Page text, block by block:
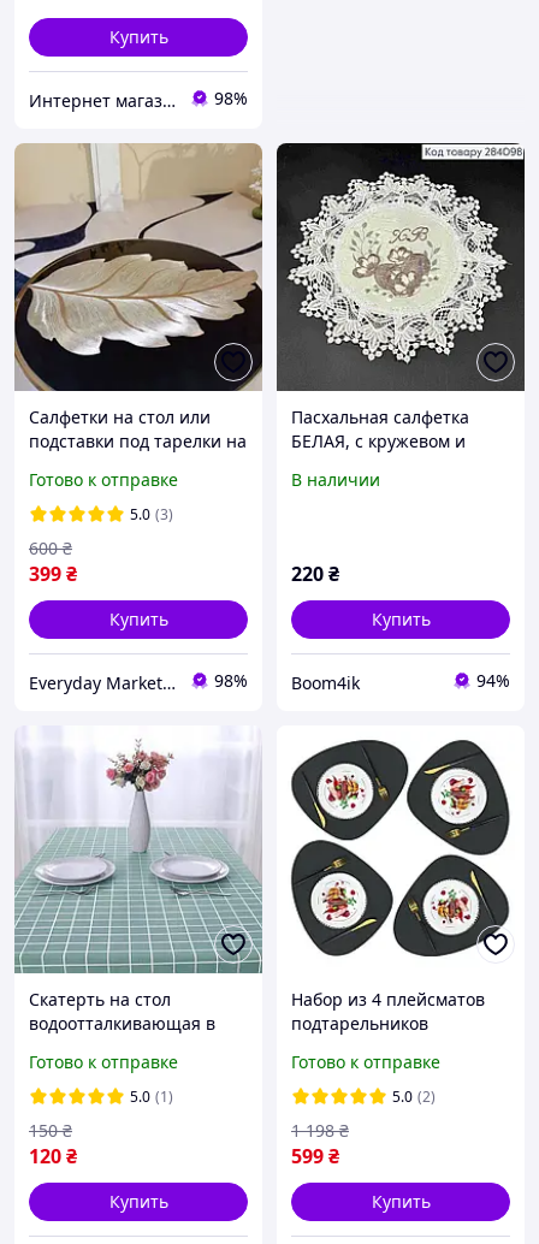
Купить
Интернет магазин Уютный дом/Затишна домівка 98%
Салфетки на стол или
подставки под тарелки на
подтарельники 4шт в
виде золотистого листа
Готово к отправке
5.0 (3)
399₴
600 ₴
Купить
Everyday Market 0965612251 98%
Пасхальная салфетка
БЕЛАЯ, с кружевом и
"Писанки с
В наличии
220₴
Купить
Boom4ik 94%
Скатерть на стол
водоотталкивающая в
Готово к отправке
5.0 (1)
120₴
150 ₴
Купить
Набор из 4 плейсматов
подтарельников
Салфетка сервировочная.
Коврик подставка под
тарелку 4 шт
Готово к отправке
5.0 (2)
599₴
1 198 ₴
Купить